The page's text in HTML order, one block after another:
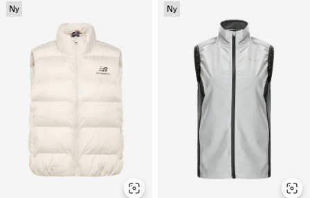
Ny Ny